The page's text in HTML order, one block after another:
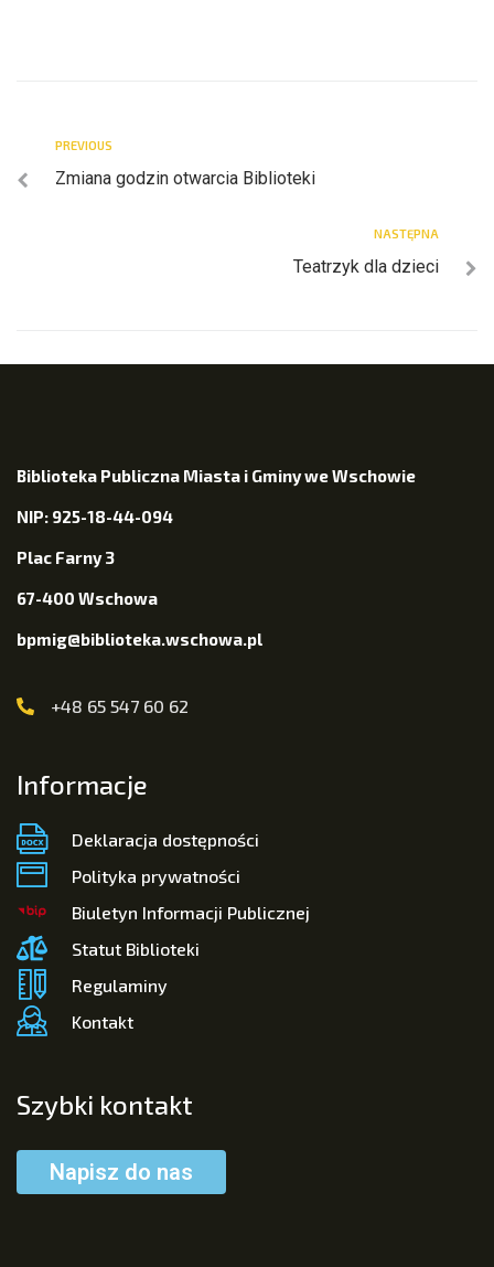
PREVIOUS
Zmiana godzin otwarcia Biblioteki
NASTĘPNA
Teatrzyk dla dzieci
Biblioteka Publiczna Miasta i Gminy we Wschowie
NIP: 925-18-44-094
Plac Farny 3
67-400 Wschowa
bpmig@biblioteka.wschowa.pl
+48 65 547 60 62
Informacje
Deklaracja dostępności
Polityka prywatności
Biuletyn Informacji Publicznej
Statut Biblioteki
Regulaminy
Kontakt
Szybki kontakt
Napisz do nas